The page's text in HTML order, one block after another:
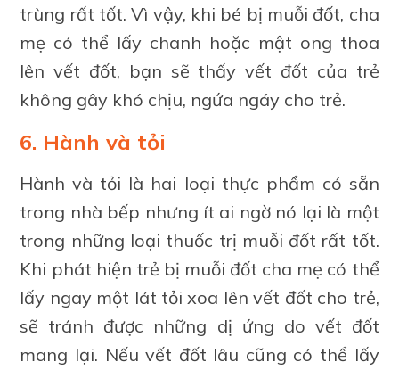
trùng rất tốt. Vì vậy, khi bé bị muỗi đốt, cha
mẹ có thể lấy chanh hoặc mật ong thoa
lên vết đốt, bạn sẽ thấy vết đốt của trẻ
không gây khó chịu, ngứa ngáy cho trẻ.
6. Hành và tỏi
Hành và tỏi là hai loại thực phẩm có sẵn
trong nhà bếp nhưng ít ai ngờ nó lại là một
trong những loại thuốc trị muỗi đốt rất tốt.
Khi phát hiện trẻ bị muỗi đốt cha mẹ có thể
lấy ngay một lát tỏi xoa lên vết đốt cho trẻ,
sẽ tránh được những dị ứng do vết đốt
mang lại. Nếu vết đốt lâu cũng có thể lấy